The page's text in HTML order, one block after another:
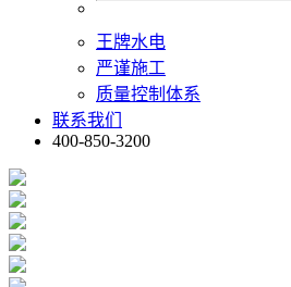
王牌水电
严谨施工
质量控制体系
联系我们
400-850-3200